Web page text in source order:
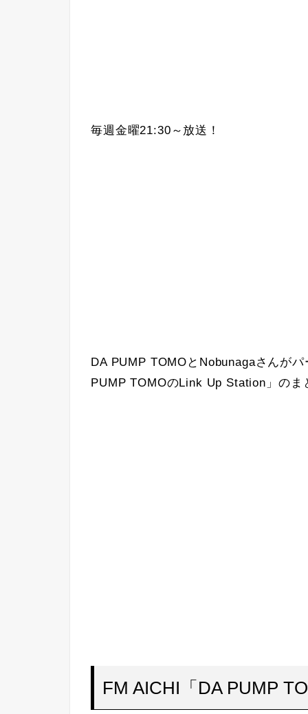
毎週金曜21:30～放送！
DA PUMP TOMOとNobunagaさんが
PUMP TOMOのLink Up Station」のま
FM AICHI「DA PUMP